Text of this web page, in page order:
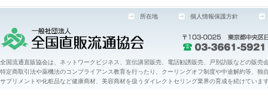
所在地 個人情報保護方針
全国流通直販協会は、ネットワークビジネス、宣伝講習販売、電話勧誘販売、戸別訪販などの販売
特定商取引法や薬機法のコンプライアンス教育を行ったり、クーリングオフ制度や中途解約等、
サプリメントや化粧品など健康商材、美容商材を扱うダイレクトセリング業界の育成を続けていま